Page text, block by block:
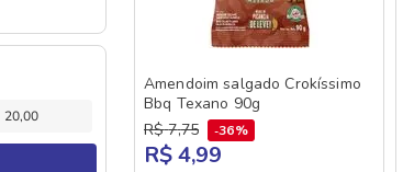
Amendoim salgado Crokíssimo
Bbq Texano 90g
R$ 7,75 36%
R$ 4,99